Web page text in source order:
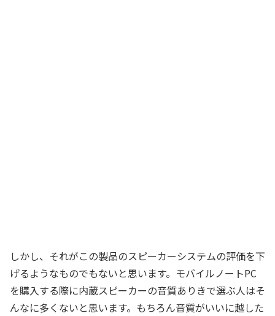
しかし、それがこの製品のスピーカーシステムの評価を下
げるようなものでもないと思います。モバイルノートPC
を購入する際に内蔵スピーカーの音質ありきで選ぶ人はそ
んなに多くないと思います。もちろん音質がいいに越した